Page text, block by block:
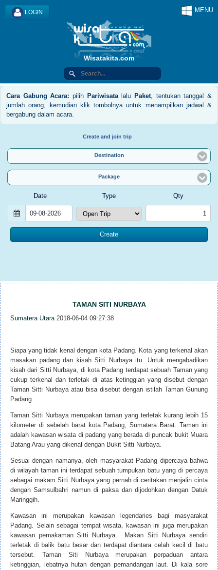
MENU
LOGIN
Wisatakita.com
Cara Gabung Acara: pilih Pariwisatalalu Paket, tentukan tanggal &
jumlah orang, kemudian klik tombolnya untuk menampilkan jadwal &
bergabung dalam acara.
Create and join trip
Destination
Package
Date Type Qty
TAMAN SITI NURBAYA
Sumatera Utara2018-06-04 09:27:38
Siapa yang tidak kenal dengan kota Padang. Kota yang terkenal akan
masakan padang dan kisah Sitti Nurbaya itu. Untuk mengabadikan
kisah dari Sitti Nurbaya, di kota Padang terdapat sebuah Taman yang
cukup terkenal dan terletak di atas ketinggian yang disebut dengan
Taman Sitti Nurbaya atau bisa disebut dengan istilah Taman Gunung
Padang.
Taman Sitti Nurbaya merupakan taman yang terletak kurang lebih 15
kilometer di sebelah barat kota Padang, Sumatera Barat. Taman ini
adalah kawasan wisata di padang yang berada di puncak bukit Muara
Batang Arau yang dikenal dengan Bukit Sitti Nurbaya.
Sesuai dengan namanya, oleh masyarakat Padang dipercaya bahwa
di wilayah taman ini terdapat sebuah tumpukan batu yang di percaya
sebagai makam Sitti Nurbaya yang pernah di ceritakan menjalin cinta
dengan Samsulbahri namun di paksa dan dijodohkan dengan Datuk
Maringgih.
Kawasan ini merupakan kawasan legendaries bagi masyarakat
Padang. Selain sebagai tempat wisata, kawasan ini juga merupakan
kawasan pemakaman Sitti Nurbaya. Makan Sitti Nurbaya sendiri
terletak di balik batu besar dan terdapat diantara celah kecil di batu
tersebut. Taman Siti Nurbaya merupakan perpaduan antara
ketinggian, lebatnya hutan dengan pemandangan laut. Di kala sore